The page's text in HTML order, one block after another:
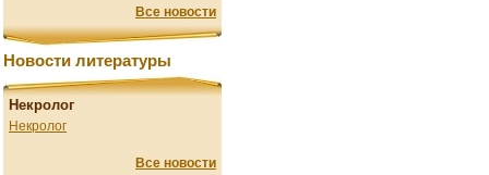
Все новости
Новости литературы
Некролог
Некролог
Все новости